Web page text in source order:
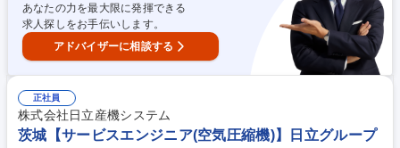
あなたの力を最大限に発揮できる
求人探しをお手伝いします。
アドバイザーに相談する
正社員
株式会社日立産機システム
茨城【サービスエンジニア(空気圧縮機)】日立グループ